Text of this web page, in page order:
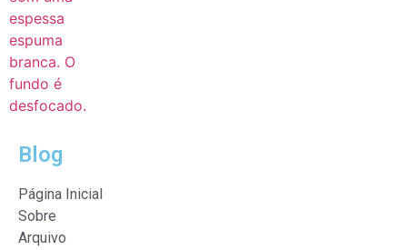
Blog
Página Inicial
Sobre
Arquivo